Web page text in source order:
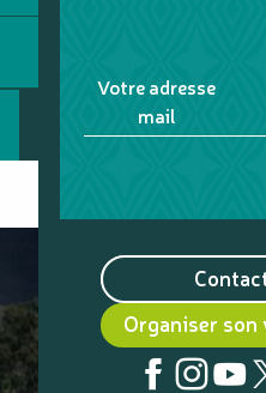
Votre adresse
mail
Organiser son